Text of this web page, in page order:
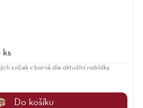
ks
Do košíku
svíček v barvě dle aktuální nabídky